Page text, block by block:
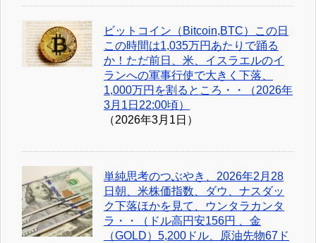
ビットコイン（Bitcoin,BTC）この日
この時間は1,035万円あたりで踊る
か！ただ前日、米、イスラエルのイ
ランへの軍事行使で大きく下落、
1,000万円を割るところ・・（2026年
3月1日22:00頃）
（2026年3月1日）
単純思考のつぶやき、2026年2月28
日朝、米株価指数、ダウ、ナスダッ
ク下落ほかを見て、ウンタラカンタ
ラ・・（ドル高円安156円 、金
（GOLD）5,200ドル、原油先物67ド